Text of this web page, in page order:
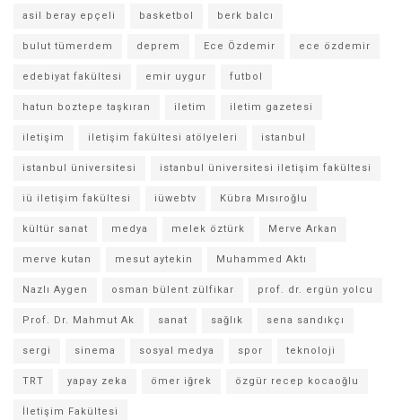
asil beray epçeli basketbol berk balcı
bulut tümerdem deprem Ece Özdemir ece özdemir
edebiyat fakültesi emir uygur futbol
hatun boztepe taşkıran iletim iletim gazetesi
iletişim iletişim fakültesi atölyeleri istanbul
istanbul üniversitesi istanbul üniversitesi iletişim fakültesi
iü iletişim fakültesi iüwebtv Kübra Mısıroğlu
kültür sanat medya melek öztürk Merve Arkan
merve kutan mesut aytekin Muhammed Aktı
Nazlı Aygen osman bülent zülfikar prof. dr. ergün yolcu
Prof. Dr. Mahmut Ak sanat sağlık sena sandıkçı
sergi sinema sosyal medya spor teknoloji
TRT yapay zeka ömer iğrek özgür recep kocaoğlu
İletişim Fakültesi